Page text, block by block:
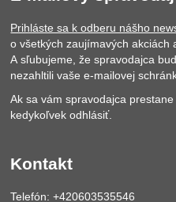
Prihláste sa k odberu nášho
o všetkých zaujímavých akciách
A sľubujeme, že spravodajca
nezahltili vaše e-mailovej
Ak sa vám spravodajca
kedykoľvek odhlásiť.
Kontakt
Telefón: +420603535546